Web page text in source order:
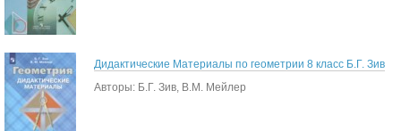
Дидактические Материалы по геометрии 8 класс Б.Г. Зив
Авторы: Б.Г. Зив, В.М. Мейлер